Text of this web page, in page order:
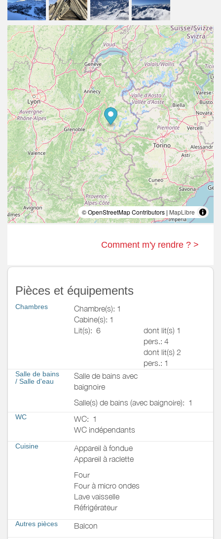
© OpenStreetMap Contributors | MapLibre
Comment m'y rendre ? >
Pièces et équipements
Chambres
Chambre(s): 1
Cabine(s): 1
Lit(s): 6
dont lit(s) 1
pers.: 4
dont lit(s) 2
pers.: 1
Salle de bains
/ Salle d'eau
Salle de bains avec
baignoire
Salle(s) de bains (avec baignoire): 1
WC WC: 1
WC indépendants
Cuisine
Appareil à fondue
Appareil à raclette
Four
Four à micro ondes
Lave vaisselle
Réfrigérateur
Autres pièces Balcon